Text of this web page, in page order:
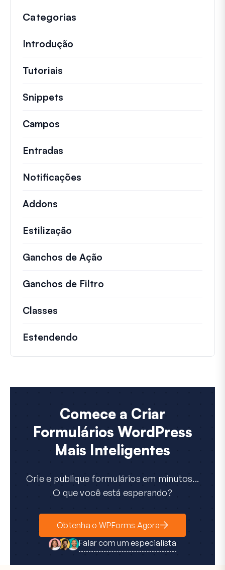
Categorias
Introdução
Tutoriais
Snippets
Campos
Entradas
Notificações
Addons
Estilização
Ganchos de Ação
Ganchos de Filtro
Classes
Estendendo
Comece a Criar
Formulários WordPress
Mais Inteligentes
Crie e publique formulários em minutos...
O que você está esperando?
Obtenha o WPForms Agora
Falar com um especialista